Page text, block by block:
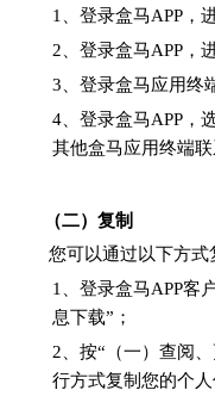
1、登录盒马APP，
2、登录盒马APP，
3、登录盒马应用终
4、登录盒马APP，
其他盒马应用终端联
（二）复制
您可以通过以下方式
1、登录盒马APP客
息下载”；
2、按“（一）查阅
行方式复制您的个人